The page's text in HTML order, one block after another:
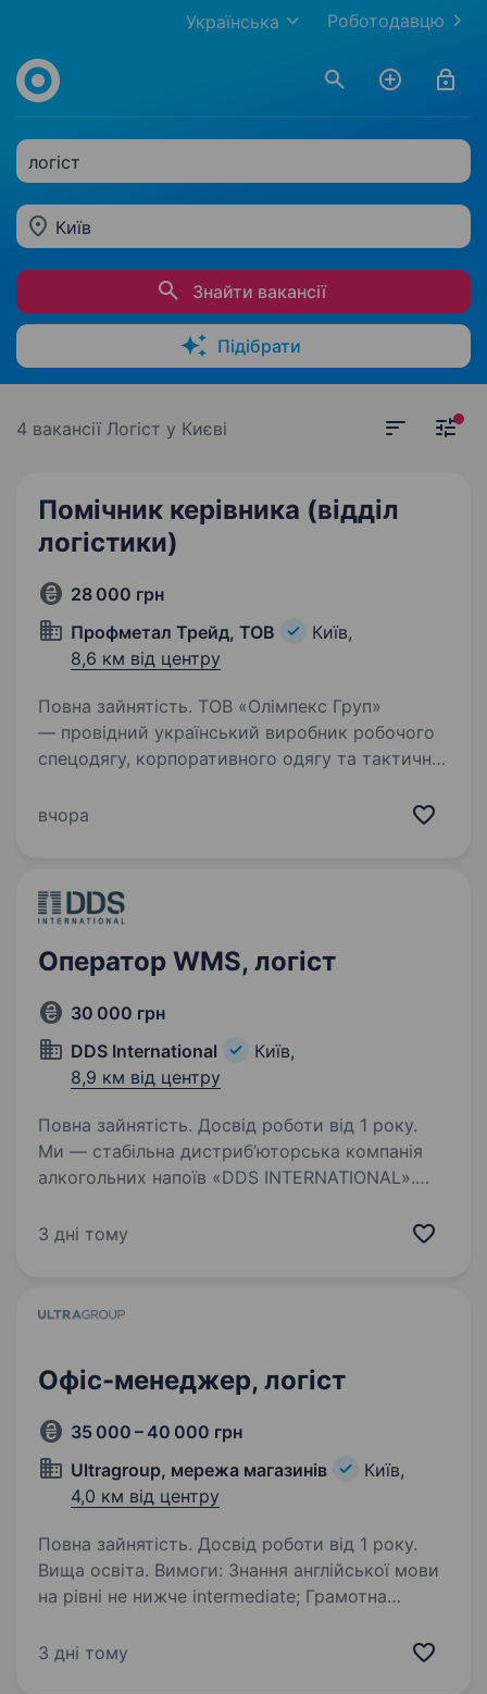
Роботодавцю
Українська
логіст
Київ
Знайти вакансії
Підібрати
4 вакансії Логіст у Києві
Помічник керівника (відділ
логістики)
28 000 грн
Профметал Трейд, ТОВ
Київ,
8,6 км від центру
Повна зайнятість. ТОВ «Олімпекс Груп»
— провідний український виробник робочого
спецодягу, корпоративного одягу та тактичної
можна за посиланням: https://olimpeks.com.ua/
вчора
Оператор WMS, логіст
30 000 грн
DDS International
Київ,
8,9 км від центру
Повна зайнятість. Досвід роботи від 1 року.
Ми — стабільна дистриб’юторська компанія
алкогольних напоїв «DDS INTERNATIONAL».
компанія запрошує Тебе стати частиною нашої
3 дні тому
Офіс-менеджер, логіст
35 000 – 40 000 грн
Ultragroup, мережа магазинів
Київ,
4,0 км від центру
Повна зайнятість. Досвід роботи від 1 року.
Вища освіта. Вимоги: Знання англійської мови
на рівні не нижче intermediate; Грамотна
користувач ПК, MS Office, EXCEL offline/online;
3 дні тому